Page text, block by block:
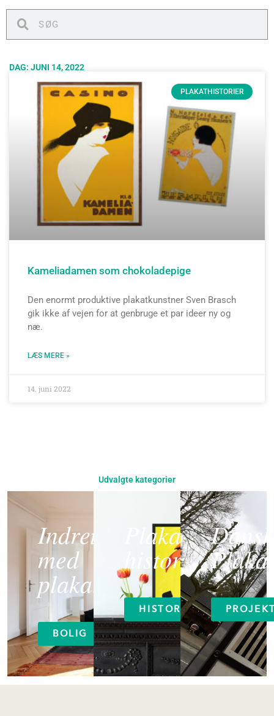
DAG: JUNI 14, 2022
PLAKATHISTORIER
Kameliadamen som chokoladepige
Den enormt produktive plakatkunstner Sven Brasch
gik ikke af vejen for at genbruge et par ideer ny og
næ.
LÆS MERE »
14. juni 2022
Udvalgte kategorier
Indret
med
plakater
BOLIG
Plakat
historier
HISTORIER
Dansk